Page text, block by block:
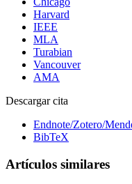
Harvard
IEEE
MLA
Turabian
Vancouver
AMA
Descargar cita
Endnote/Zotero/
BibTeX
Artículos similares